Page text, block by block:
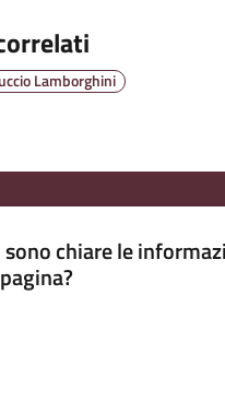
Lamborghini
chiare le